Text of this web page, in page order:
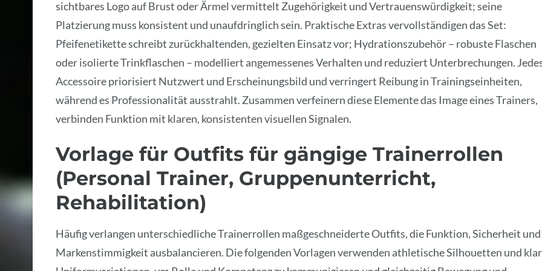
sichtbares Logo auf Brust oder Ärmel vermittelt Zugehörigkeit und Vertrauenswürdigkeit; seine
Platzierung muss konsistent und unaufdringlich sein. Praktische Extras vervollständigen das Set:
Pfeifenetikette schreibt zurückhaltenden, gezielten Einsatz vor; Hydrationszubehör – robuste Flaschen
oder isolierte Trinkflaschen – modelliert angemessenes Verhalten und reduziert Unterbrechungen.
Accessoire priorisiert Nutzwert und Erscheinungsbild und verringert Reibung in Trainingseinheiten,
während es Professionalität ausstrahlt. Zusammen verfeinern diese Elemente das Image eines Trainers,
verbinden Funktion mit klaren, konsistenten visuellen Signalen.
Vorlage für Outfits für gängige Trainerrollen
(Personal Trainer, Gruppenunterricht,
Rehabilitation)
Häufig verlangen unterschiedliche Trainerrollen maßgeschneiderte Outfits, die Funktion, Sicherheit und
Markenstimmigkeit ausbalancieren. Die folgenden Vorlagen verwenden athletische Silhouetten und